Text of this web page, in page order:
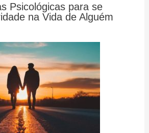
Psicológicas para se
na Vida de Alguém